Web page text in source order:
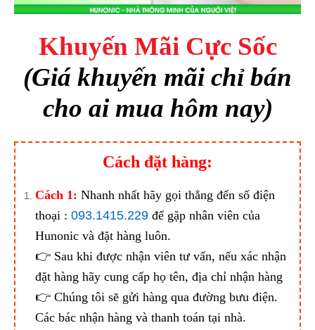
Khuyến Mãi Cực Sốc
(Giá khuyến mãi chỉ bán
cho ai mua hôm nay)
Cách đặt hàng:
Cách 1: Nhanh nhất hãy gọi thẳng đến số điện
thoại : 093.1415.229 để gặp nhân viên của
Hunonic và đặt hàng luôn.
👉 Sau khi được nhận viên tư vấn, nếu xác nhận
đặt hàng hãy cung cấp họ tên, địa chỉ nhận hàng
👉 Chúng tôi sẽ gửi hàng qua đường bưu điện.
Các bác nhận hàng và thanh toán tại nhà.